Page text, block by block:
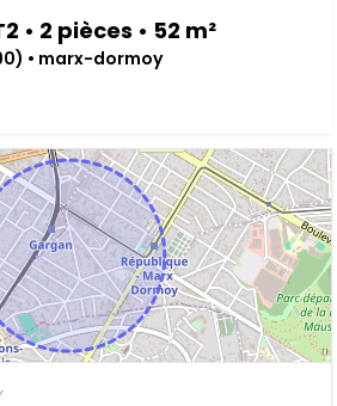
• 2 pièces • 52 m²
• marx-dormoy